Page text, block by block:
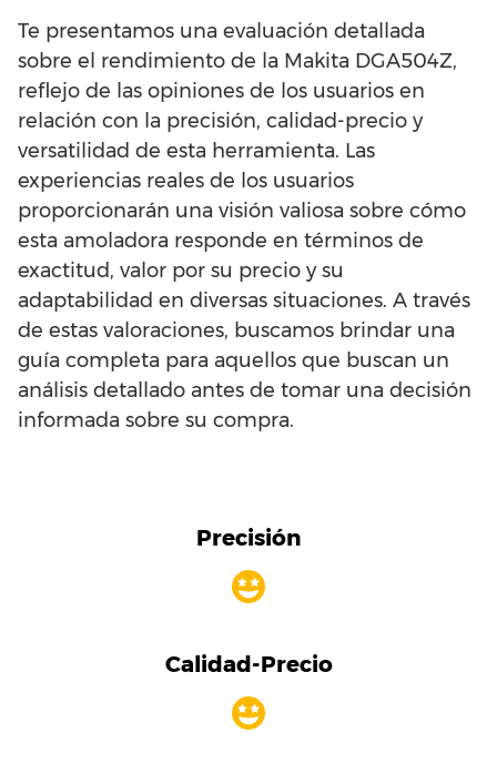
Te presentamos una evaluación detallada
sobre el rendimiento de la Makita DGA504Z,
reflejo de las opiniones de los usuarios en
relación con la precisión, calidad-precio y
versatilidad de esta herramienta. Las
experiencias reales de los usuarios
proporcionarán una visión valiosa sobre cómo
esta amoladora responde en términos de
exactitud, valor por su precio y su
adaptabilidad en diversas situaciones. A través
de estas valoraciones, buscamos brindar una
guía completa para aquellos que buscan un
análisis detallado antes de tomar una decisión
informada sobre su compra.
Precisión
Calidad-Precio